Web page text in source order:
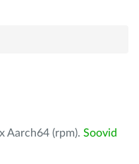
Aarch64 (rpm). Soovid